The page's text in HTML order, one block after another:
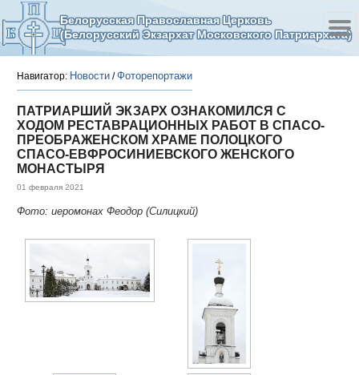
Белорусская Православная Церковь
(Белорусский Экзархат Московского Патриархата)
Навигатор: Новости /Фоторепортажи
ПАТРИАРШИЙ ЭКЗАРХ ОЗНАКОМИЛСЯ С
ХОДОМ РЕСТАВРАЦИОННЫХ РАБОТ В СПАСО-
ПРЕОБРАЖЕНСКОМ ХРАМЕ ПОЛОЦКОГО
СПАСО-ЕВФРОСИНИЕВСКОГО ЖЕНСКОГО
МОНАСТЫРЯ
01 февраля 2021
Фото: иеромонах Феодор (Силицкий)